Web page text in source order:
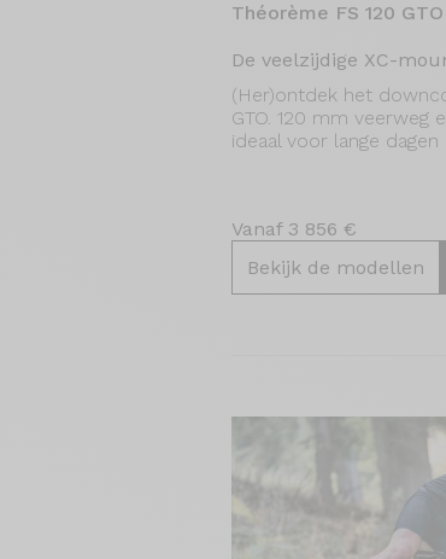
Théorème FS 120 GTO
De veelzijdige XC-
(Her)ontdek het
GTO. 120 mm
ideaal voor lange
Vanaf 3 856 €
Bekijk de modellen